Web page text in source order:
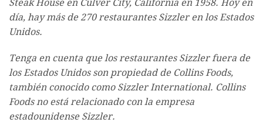
Steak House en Culver City, California en 1958. Hoy en
día, hay más de 270 restaurantes Sizzler en los Estados
Unidos.
Tenga en cuenta que los restaurantes Sizzler fuera de
los Estados Unidos son propiedad de Collins Foods,
también conocido como Sizzler International. Collins
Foods no está relacionado con la empresa
estadounidense Sizzler.